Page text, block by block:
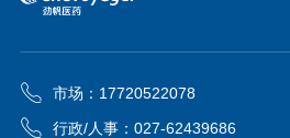
市场：17720522078
行政/人事：027-62439686